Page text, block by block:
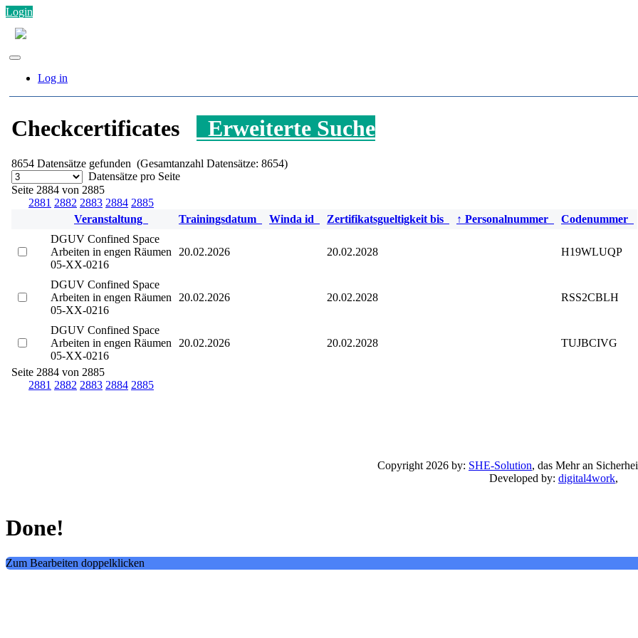
Login
Log in
Checkcertificates Erweiterte Suche
8654 Datensätze gefunden (Gesamtanzahl Datensätze: 8654)
Datensätze pro Seite
Seite 2884 von 2885
2881 2882 2883 2884 2885
Veranstaltung
Trainingsdatum Winda id Zertifikatsgueltigkeit bis ↑ Personalnummer
Codenummer
DGUV Confined Space
Arbeiten in engen Räumen
05-XX-0216
20.02.2026 20.02.2028 H19WLUQP
DGUV Confined Space
Arbeiten in engen Räumen
05-XX-0216
20.02.2026 20.02.2028 RSS2CBLH
DGUV Confined Space
Arbeiten in engen Räumen
05-XX-0216
20.02.2026 20.02.2028 TUJBCIVG
Seite 2884 von 2885
2881 2882 2883 2884 2885
Copyright 2026 by: SHE-Solution, das Mehr an
Developed by: digital4work
Done!
Zum Bearbeiten doppelklicken